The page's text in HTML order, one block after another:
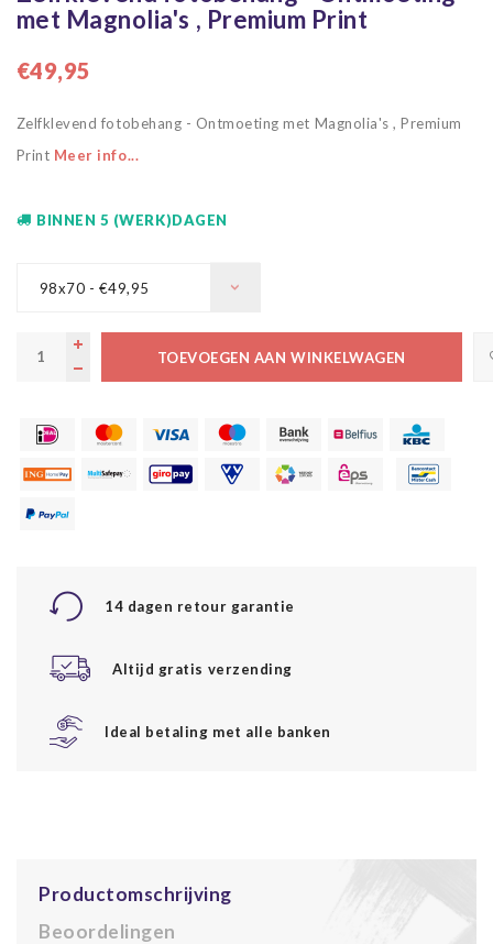
met Magnolia's , Premium Print
€49,95
Zelfklevend fotobehang - Ontmoeting met Magnolia's , Premium
Print Meer info...
BINNEN 5 (WERK)DAGEN
98x70 - €49,95
TOEVOEGEN AAN WINKELWAGEN
14 dagen retour garantie
Altijd gratis verzending
Ideal betaling met alle banken
Productomschrijving
Beoordelingen